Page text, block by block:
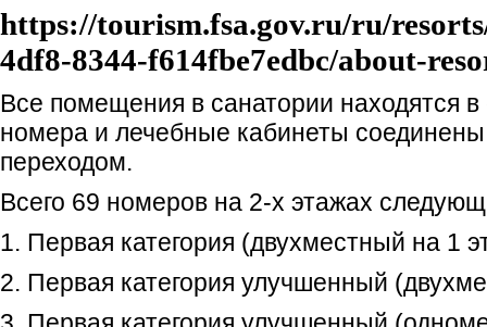
https://tourism.fsa.gov.ru/ru/
4df8-8344-f614fbe7edbc/about-
Все помещения в санатории находятся
номера и лечебные кабинеты
переходом.
Всего 69 номеров на 2-х этажах
1. Первая категория (двухместный на 1
2. Первая категория улучшенный